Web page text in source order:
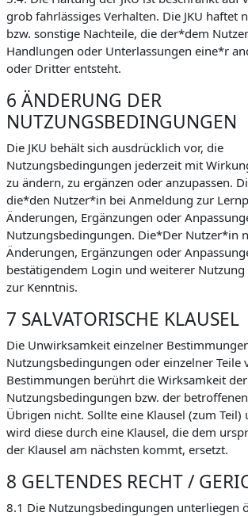
grob fahrlässiges Verhalten. Die JKU haftet
bzw. sonstige Nachteile, die der*dem
Handlungen oder Unterlassungen eine*r
oder Dritter entsteht.
6 ÄNDERUNG DER
NUTZUNGSBEDINGUNGEN
Die JKU behält sich ausdrücklich vor, die
Nutzungsbedingungen jederzeit mit
zu ändern, zu ergänzen oder anzupassen.
die*den Nutzer*in bei Anmeldung zur
Änderungen, Ergänzungen oder
Nutzungsbedingungen. Die*Der Nutzer*in
Änderungen, Ergänzungen oder
bestätigendem Login und weiterer
zur Kenntnis.
7 SALVATORISCHE KLAUSEL
Die Unwirksamkeit einzelner
Nutzungsbedingungen oder einzelner Teile
Bestimmungen berührt die Wirksamkeit der
Nutzungsbedingungen bzw. der
Übrigen nicht. Sollte eine Klausel (zum Teil)
wird diese durch eine Klausel, die dem
der Klausel am nächsten kommt, ersetzt.
8 GELTENDES RECHT /
8.1 Die Nutzungsbedingungen unterliegen